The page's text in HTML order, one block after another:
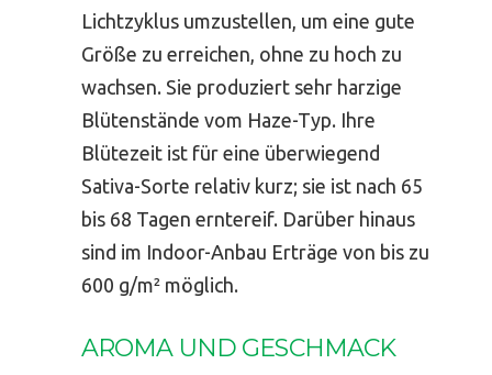
Lichtzyklus umzustellen, um eine gute
Größe zu erreichen, ohne zu hoch zu
wachsen. Sie produziert sehr harzige
Blütenstände vom Haze-Typ. Ihre
Blütezeit ist für eine überwiegend
Sativa-Sorte relativ kurz; sie ist nach 65
bis 68 Tagen erntereif. Darüber hinaus
sind im Indoor-Anbau Erträge von bis zu
600 g/m² möglich.
AROMA UND GESCHMACK